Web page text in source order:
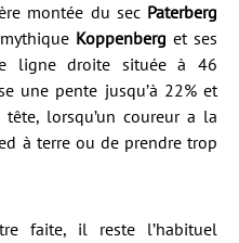
montée du sec Paterberg
Koppenberg et ses
ligne droite située à 46
une pente jusqu’à 22% et
lorsqu’un coureur a la
à terre ou de prendre trop
faite, il reste l’habituel